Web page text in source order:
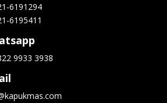
6191294
6195411
9933 3938